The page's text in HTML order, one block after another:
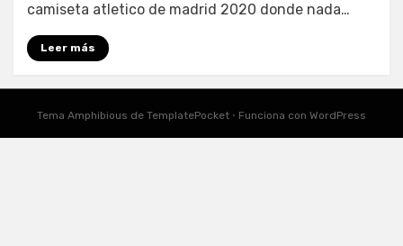
camiseta atletico de madrid 2020 donde nada…
Leer más
Tema Amphibious de TemplatePocket ⋅ Funciona con WordPress